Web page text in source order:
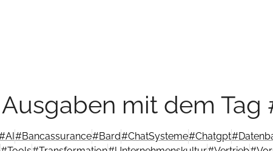
mit dem
AI#Bancassurance#Bard#ChatSysteme#Chatgpt#